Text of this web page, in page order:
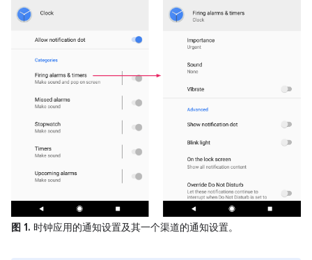
图 1. 时钟应用的通知设置及其一个渠道的通知设置。